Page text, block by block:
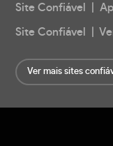
Site Confiável |
Site Confiável |
Ver mais sites